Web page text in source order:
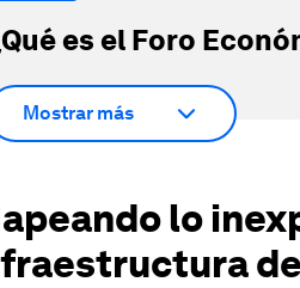
es el Foro
Mostrar más
lo